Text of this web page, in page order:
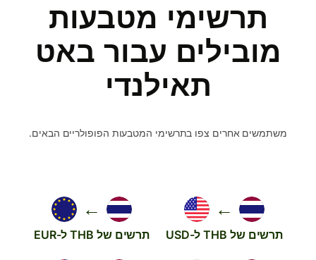
תרשימי מטבעות
מובילים עבור באט
תאילנדי
משתמשים אחרים צפו בתרשימי המטבעות הפופולריים הבאים.
←
תרשים של THB ל-USD
←
תרשים של THB ל-EUR